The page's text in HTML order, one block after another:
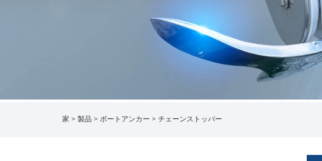
家 > 製品 > ボートアンカー > チェーンストッパー